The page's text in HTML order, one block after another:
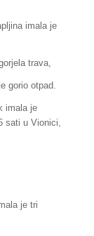
imala je
trava,
gorio otpad.
imala je
sati u Vionici,
je tri